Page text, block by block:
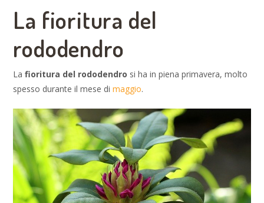
La fioritura del
rododendro
Lafioritura del rododendro si ha in piena primavera, molto
spesso durante il mese dimaggio.